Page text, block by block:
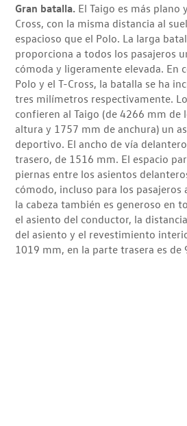
Gran batalla. El Taigo es más plano
Cross, con la misma distancia al
espacioso que el Polo. La larga
proporciona a todos los pasajeros
cómoda y ligeramente elevada. En
Polo y el T-Cross, la batalla se ha
tres milímetros respectivamente.
confieren al Taigo (de 4266 mm
altura y 1757 mm de anchura) un
deportivo. El ancho de vía
trasero, de 1516 mm. El espacio
piernas entre los asientos
cómodo, incluso para los pasajeros
la cabeza también es generoso en
el asiento del conductor, la
del asiento y el revestimiento
1019 mm, en la parte trasera es de